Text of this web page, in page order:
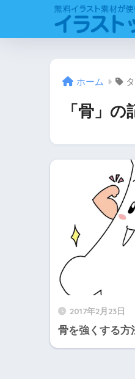
ホーム
「骨」の
2017年2月23日
骨を強くする方